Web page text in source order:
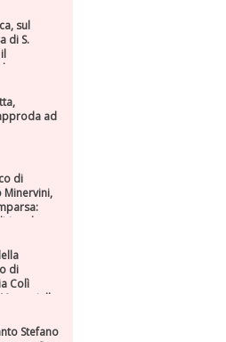
sul
di S.
ad
di
Minervini,
che
di
Colì
Stefano